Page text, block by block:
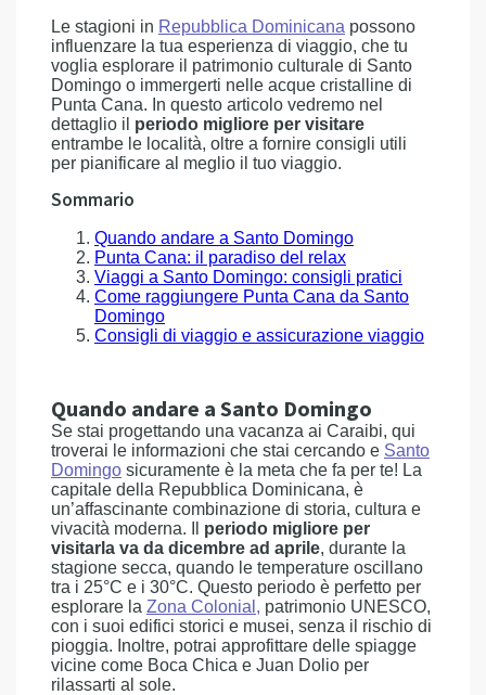
Le stagioni in Repubblica Dominicana possono
influenzare la tua esperienza di viaggio, che tu
voglia esplorare il patrimonio culturale di Santo
Domingo o immergerti nelle acque cristalline di
Punta Cana. In questo articolo vedremo nel
dettaglio il periodo migliore per visitare
entrambe le località, oltre a fornire consigli utili
per pianificare al meglio il tuo viaggio.
Sommario
Quando andare a Santo Domingo
Punta Cana: il paradiso del relax
Viaggi a Santo Domingo: consigli pratici
Come raggiungere Punta Cana da Santo
Domingo
Consigli di viaggio e assicurazione viaggio
Quando andare a Santo Domingo
Se stai progettando una vacanza ai Caraibi, qui
troverai le informazioni che stai cercando e Santo
Domingo sicuramente è la meta che fa per te! La
capitale della Repubblica Dominicana, è
un’affascinante combinazione di storia, cultura e
vivacità moderna. Il periodo migliore per
visitarla va da dicembre ad aprile, durante la
stagione secca, quando le temperature oscillano
tra i 25°C e i 30°C. Questo periodo è perfetto per
esplorare la Zona Colonial , patrimonio UNESCO,
con i suoi edifici storici e musei, senza il rischio di
pioggia. Inoltre, potrai approfittare delle spiagge
vicine come Boca Chica e Juan Dolio per
rilassarti al sole.